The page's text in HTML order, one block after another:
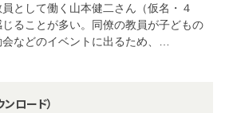
として働く山本健二さん（仮名・４
ることが多い。同僚の教員が子どもの
などのイベントに出るため、…
ロード）